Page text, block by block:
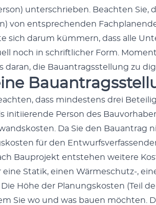
unter­schrieben. Beacht­en Sie,
von entsprechen­den
sich darum küm­mern, dass alle
noch in schriftlich­er Form.
daran, die Bauantragsstel­lung zu
dass min­destens drei
ini­ti­ierende Per­son des
Da Sie den Bauantrag
für den
Baupro­jekt entste­hen weit­ere
Sta­tik, einen Wärmeschutz‑,
Höhe der Pla­nungskosten (Teil
Sie wo und was bauen möcht­en.